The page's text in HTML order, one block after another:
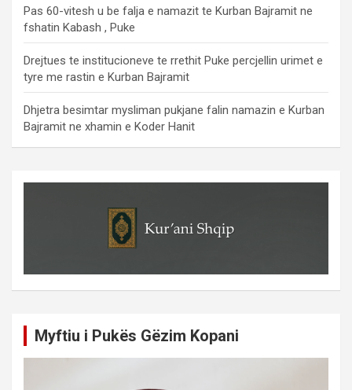
Pas 60-vitesh u be falja e namazit te Kurban Bajramit ne
fshatin Kabash , Puke
Drejtues te institucioneve te rrethit Puke percjellin urimet e
tyre me rastin e Kurban Bajramit
Dhjetra besimtar mysliman pukjane falin namazin e Kurban
Bajramit ne xhamin e Koder Hanit
Myftiu i Pukës Gëzim Kopani